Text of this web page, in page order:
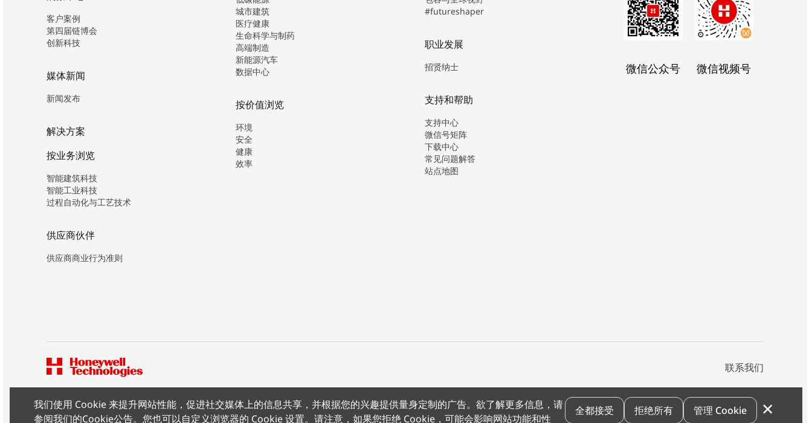
我们使用 Cookie 来提升网站性能，促进社交媒体上的信息共享，并根据您的兴趣提供量身定制的广告。欲了解更多信息，请
参阅我们的Cookie公告。您也可以自定义浏览器的 Cookie 设置。请注意，如果您拒绝 Cookie，可能会影响网站功能和性
全都接受 拒绝所有 管理 Cookie ×
客户案例
第四届链博会
创新科技
媒体新闻
新闻发布
解决方案
按业务浏览
智能建筑科技
智能工业科技
过程自动化与工艺技术
供应商伙伴
供应商商业行为准则
城市建筑
医疗健康
生命科学与制药
高端制造
新能源汽车
数据中心
按价值浏览
环境
安全
健康
效率
#futureshaper
职业发展
招贤纳士
支持和帮助
支持中心
微信号矩阵
下载中心
常见问题解答
站点地图
微信公众号 微信视频号
联系我们
版权所有 ©2026 霍尼韦尔（中国）有限公司 沪公网安备 31011502012180号沪ICP备15008415号条款条约隐私声明 您的隐私选项 霍尼韦尔科技Cookie通知退订 漏洞报告